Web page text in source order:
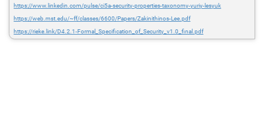
https://www.linkedin.com/pulse/ci5a-security-properties-taxonomy-yuriy-lesyuk
https://web.mst.edu/~ff/classes/6600/Papers/Zakinithinos-Lee.pdf
https://rieke.link/D4.2.1-Formal_Specification_of_Security_v1.0_final.pdf